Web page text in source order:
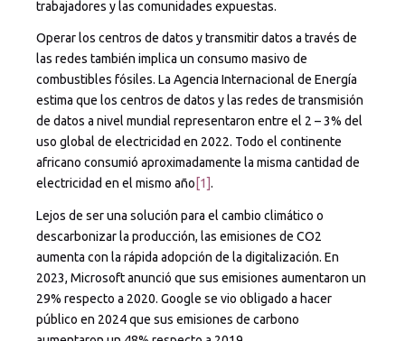
trabajadores y las comunidades expuestas.
Operar los centros de datos y transmitir datos a través de
las redes también implica un consumo masivo de
combustibles fósiles. La Agencia Internacional de Energía
estima que los centros de datos y las redes de transmisión
de datos a nivel mundial representaron entre el 2 – 3% del
uso global de electricidad en 2022. Todo el continente
africano consumió aproximadamente la misma cantidad de
electricidad en el mismo año [1].
Lejos de ser una solución para el cambio climático o
descarbonizar la producción, las emisiones de CO2
aumenta con la rápida adopción de la digitalización. En
2023, Microsoft anunció que sus emisiones aumentaron un
29% respecto a 2020. Google se vio obligado a hacer
público en 2024 que sus emisiones de carbono